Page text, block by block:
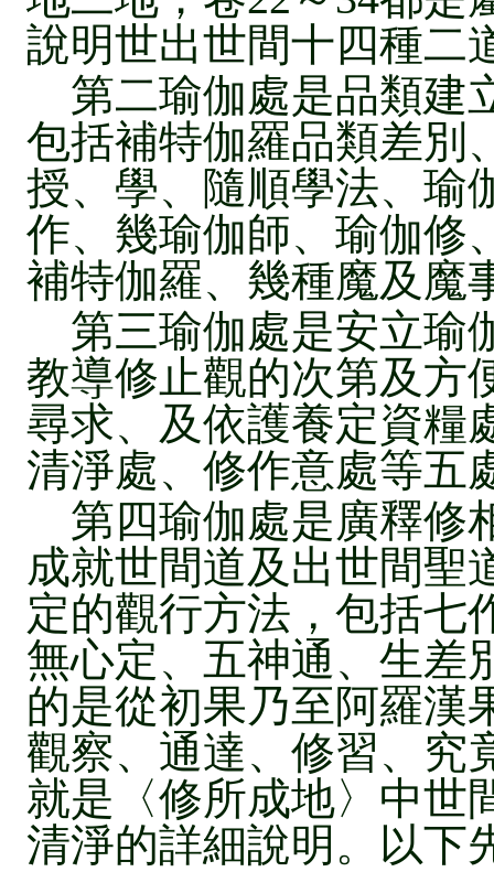
說明世出世間十四種二
第二瑜伽處是品類建
包括補特伽羅品類差別
授、學、隨順學法、瑜
作、幾瑜伽師、瑜伽修
補特伽羅、幾種魔及魔
第三瑜伽處是安立瑜
教導修止觀的次第及方
尋求、及依護養定資糧
清淨處、修作意處等五
第四瑜伽處是廣釋修
成就世間道及出世間聖
定的觀行方法，包括七
無心定、五神通、生差
的是從初果乃至阿羅漢
觀察、通達、修習、究
就是〈修所成地〉中世
清淨的詳細說明。以下